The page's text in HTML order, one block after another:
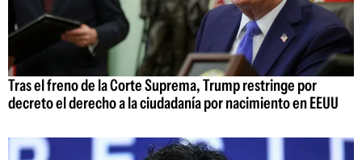
Tras el freno de la Corte Suprema, Trump restringe por
decreto el derecho a la ciudadanía por nacimiento en EEUU